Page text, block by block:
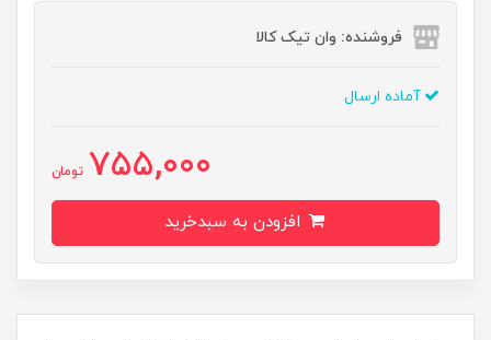
فروشنده: وان تیک کالا
آماده ارسال
755,000 تومان